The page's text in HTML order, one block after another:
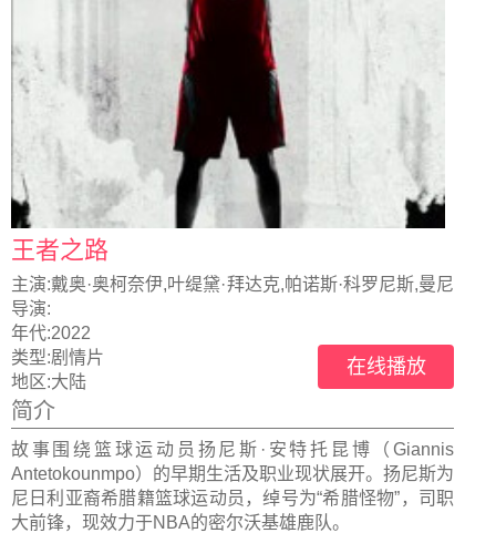
王者之路
主演:戴奥·奥柯奈伊,叶缇黛·拜达克,帕诺斯·科罗尼斯,曼尼
什·达亚尔,克里斯托斯·路易斯
导演:
年代:2022
类型:剧情片
地区:大陆
在线播放
简介
故事围绕篮球运动员扬尼斯·安特托昆博（Giannis
Antetokounmpo）的早期生活及职业现状展开。扬尼斯为
尼日利亚裔希腊籍篮球运动员，绰号为“希腊怪物”，司职
大前锋，现效力于NBA的密尔沃基雄鹿队。